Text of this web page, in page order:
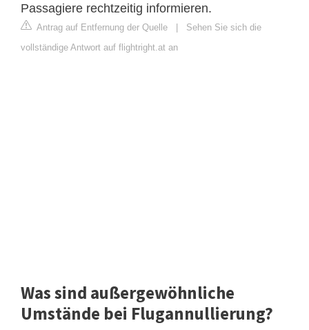
Passagiere rechtzeitig informieren.
Antrag auf Entfernung der Quelle | Sehen Sie sich die
vollständige Antwort auf flightright.at an
Was sind außergewöhnliche
Umstände bei Flugannullierung?